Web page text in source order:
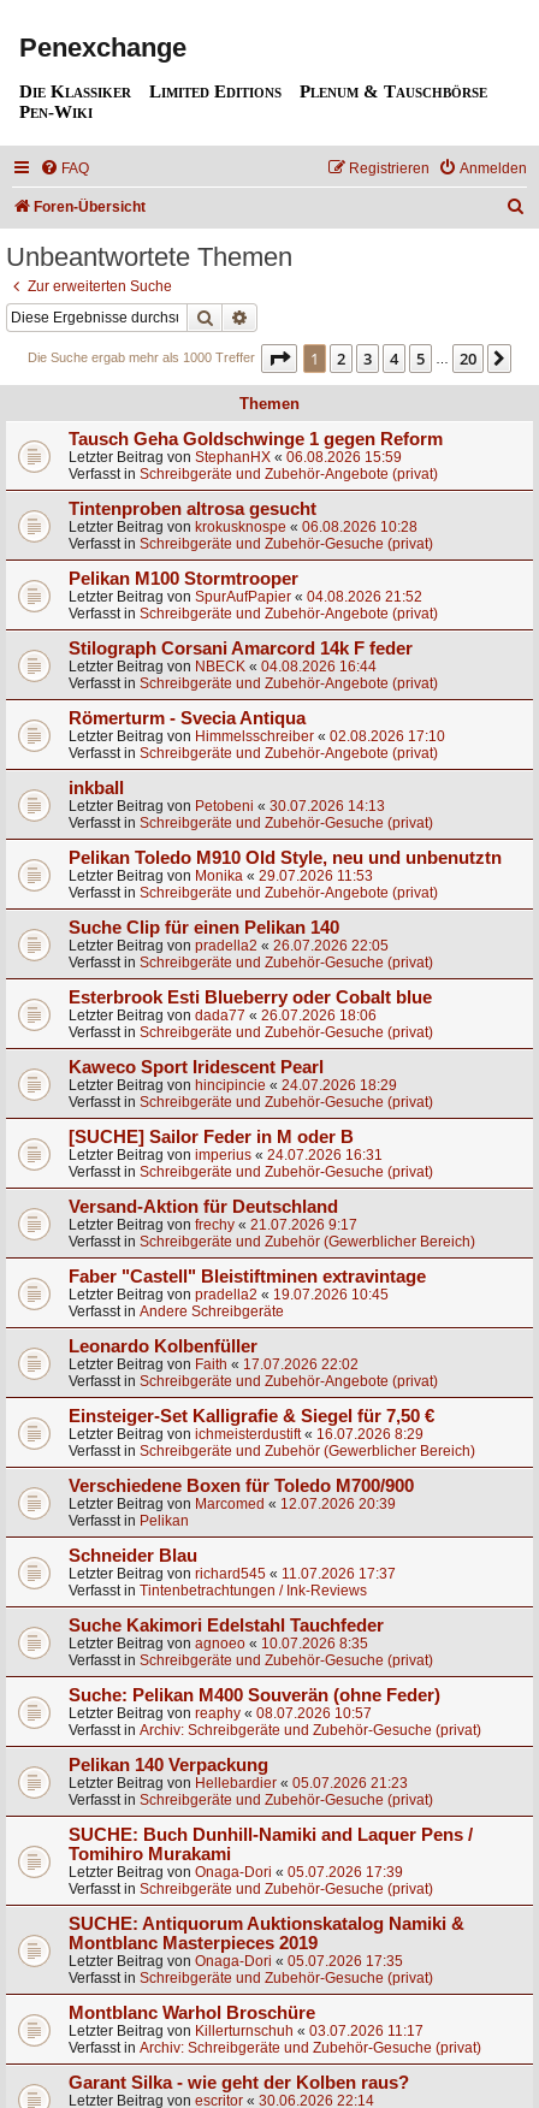
Penexchange
Die Klassiker Limited Editions
Plenum & Tauschbörse
Pen-Wiki
FAQ Anmelden
Registrieren
Foren-Übersicht
Unbeantwortete Themen
Zur erweiterten Suche
Suche
Die Suche ergab mehr als 1000 Treffer Seite 1von 20
1 2 3 4 5 … 20
Themen
Tausch Geha Goldschwinge 1 gegen Reform
Letzter Beitrag von StephanHX « 06.08.2026 15:59
Verfasst in Schreibgeräte und Zubehör-Angebote (privat)
Tintenproben altrosa gesucht
Letzter Beitrag von krokusknospe « 06.08.2026 10:28
Verfasst in Schreibgeräte und Zubehör-Gesuche (privat)
Pelikan M100 Stormtrooper
Letzter Beitrag von SpurAufPapier « 04.08.2026 21:52
Verfasst in Schreibgeräte und Zubehör-Angebote (privat)
Stilograph Corsani Amarcord 14k F feder
Letzter Beitrag von NBECK « 04.08.2026 16:44
Verfasst in Schreibgeräte und Zubehör-Angebote (privat)
Römerturm - Svecia Antiqua
Letzter Beitrag von Himmelsschreiber « 02.08.2026 17:10
Verfasst in Schreibgeräte und Zubehör-Angebote (privat)
inkball
Letzter Beitrag von Petobeni « 30.07.2026 14:13
Verfasst in Schreibgeräte und Zubehör-Gesuche (privat)
Pelikan Toledo M910 Old Style, neu und unbenutztn
Letzter Beitrag von Monika « 29.07.2026 11:53
Verfasst in Schreibgeräte und Zubehör-Angebote (privat)
Suche Clip für einen Pelikan 140
Letzter Beitrag von pradella2 « 26.07.2026 22:05
Verfasst in Schreibgeräte und Zubehör-Gesuche (privat)
Esterbrook Esti Blueberry oder Cobalt blue
Letzter Beitrag von dada77 « 26.07.2026 18:06
Verfasst in Schreibgeräte und Zubehör-Gesuche (privat)
Kaweco Sport Iridescent Pearl
Letzter Beitrag von hincipincie « 24.07.2026 18:29
Verfasst in Schreibgeräte und Zubehör-Gesuche (privat)
[SUCHE] Sailor Feder in M oder B
Letzter Beitrag von imperius « 24.07.2026 16:31
Verfasst in Schreibgeräte und Zubehör-Gesuche (privat)
Versand-Aktion für Deutschland
Letzter Beitrag von frechy « 21.07.2026 9:17
Verfasst in Schreibgeräte und Zubehör (Gewerblicher Bereich)
Faber "Castell" Bleistiftminen extravintage
Letzter Beitrag von pradella2 « 19.07.2026 10:45
Verfasst in Andere Schreibgeräte
Leonardo Kolbenfüller
Letzter Beitrag von Faith « 17.07.2026 22:02
Verfasst in Schreibgeräte und Zubehör-Angebote (privat)
Einsteiger-Set Kalligrafie & Siegel für 7,50 €
Letzter Beitrag von ichmeisterdustift« 16.07.2026 8:29
Verfasst in Schreibgeräte und Zubehör (Gewerblicher Bereich)
Verschiedene Boxen für Toledo M700/900
Letzter Beitrag von Marcomed « 12.07.2026 20:39
Verfasst in Pelikan
Schneider Blau
Letzter Beitrag von richard545 « 11.07.2026 17:37
Verfasst in Tintenbetrachtungen / Ink-Reviews
Suche Kakimori Edelstahl Tauchfeder
Letzter Beitrag von agnoeo « 10.07.2026 8:35
Verfasst in Schreibgeräte und Zubehör-Gesuche (privat)
Suche: Pelikan M400 Souverän (ohne Feder)
Letzter Beitrag von reaphy « 08.07.2026 10:57
Verfasst in Archiv: Schreibgeräte und Zubehör-Gesuche (privat)
Pelikan 140 Verpackung
Letzter Beitrag von Hellebardier « 05.07.2026 21:23
Verfasst in Schreibgeräte und Zubehör-Gesuche (privat)
SUCHE: Buch Dunhill-Namiki and Laquer Pens /
Tomihiro Murakami
Letzter Beitrag von Onaga-Dori « 05.07.2026 17:39
Verfasst in Schreibgeräte und Zubehör-Gesuche (privat)
SUCHE: Antiquorum Auktionskatalog Namiki &
Montblanc Masterpieces 2019
Letzter Beitrag von Onaga-Dori « 05.07.2026 17:35
Verfasst in Schreibgeräte und Zubehör-Gesuche (privat)
Montblanc Warhol Broschüre
Letzter Beitrag von Killerturnschuh « 03.07.2026 11:17
Verfasst in Archiv: Schreibgeräte und Zubehör-Gesuche (privat)
Garant Silka - wie geht der Kolben raus?
Letzter Beitrag von escritor « 30.06.2026 22:14